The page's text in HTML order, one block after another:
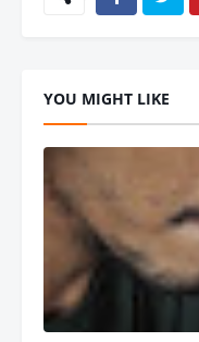
YOU MIGHT LIKE